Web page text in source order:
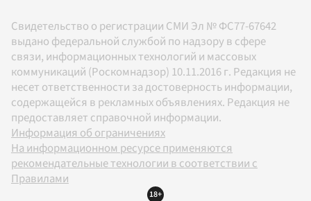
Свидетельство о регистрации СМИ Эл № ФС77-67642
выдано федеральной службой по надзору в сфере
связи, информационных технологий и массовых
коммуникаций (Роскомнадзор) 10.11.2016 г. Редакция не
несет ответственности за достоверность информации,
содержащейся в рекламных объявлениях. Редакция не
предоставляет справочной информации.
Информация об ограничениях
На информационном ресурсе применяются
рекомендательные технологии в соответствии с
Правилами
18+